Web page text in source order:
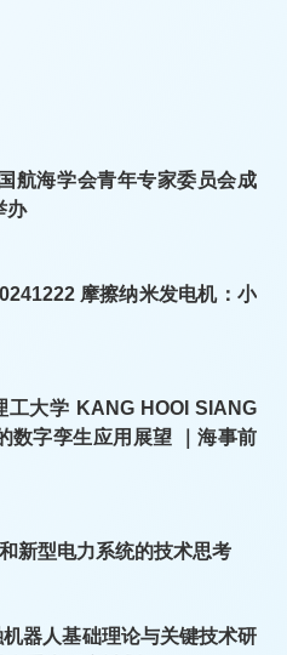
航海学会青年专家委员会成
办
摩擦纳米发电机：小
大学 KANG HOOI SIANG
数字孪生应用展望 ｜海事前
新型电力系统的技术思考
器人基础理论与关键技术研